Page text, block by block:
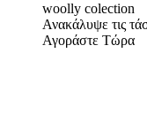
woolly colection
Ανακάλυψε τις
Αγοράστε Τώρα